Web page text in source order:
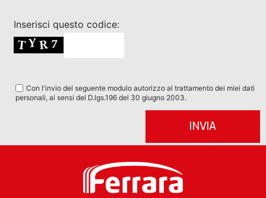
Inserisci questo codice:
Con l'invio del seguente modulo autorizzo al trattamento dei miei dati
personali, ai sensi del D.lgs.196 del 30 giugno 2003.